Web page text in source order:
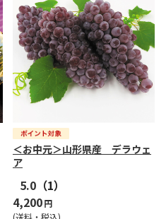
＜お中元＞山形県産 デラウェ
ア
5.0 （1）
4,200円
(送料・税込)